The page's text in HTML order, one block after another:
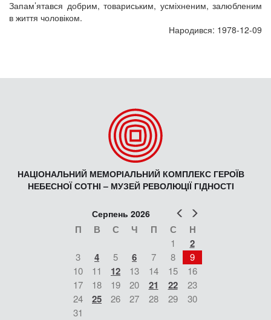
Запам’ятався добрим, товариським, усміхненим, залюбленим
в життя чоловіком.
Народився: 1978-12-09
НАЦІОНАЛЬНИЙ МЕМОРІАЛЬНИЙ КОМПЛЕКС ГЕРОЇВ
НЕБЕСНОЇ СОТНІ – МУЗЕЙ РЕВОЛЮЦІЇ ГІДНОСТІ
Попер
Серпень 2026
П В С Ч П С Н
1 2
3 4 5 6 7 8
9
10
11 12 13 14 15
16
17
18 19 20 21 22
23
24
25 26 27 28 29
30
31